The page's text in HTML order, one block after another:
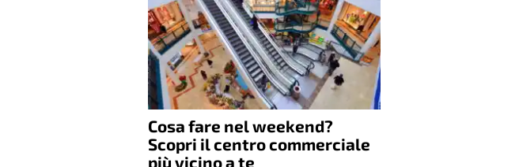
Cosa fare nel weekend?
Scopri il centro commerciale
più vicino a te